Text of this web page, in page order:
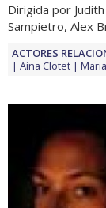
Dirigida por
Sampietro, Alex
ACTORES
Aina Clotet